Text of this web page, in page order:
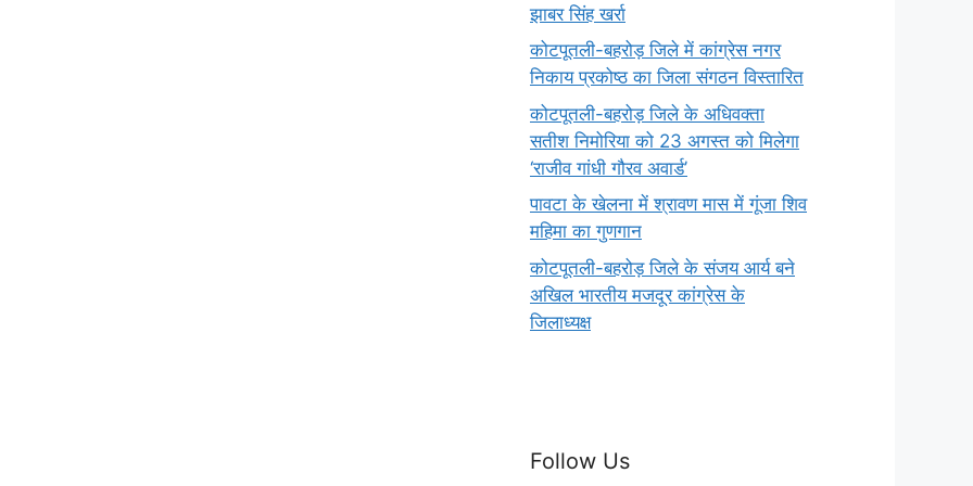
झाबर सिंह खर्रा
कोटपूतली-बहरोड़ जिले में कांग्रेस नगर
निकाय प्रकोष्ठ का जिला संगठन विस्तारित
कोटपूतली-बहरोड़ जिले के अधिवक्ता
सतीश निमोरिया को 23 अगस्त को मिलेगा
‘राजीव गांधी गौरव अवार्ड’
पावटा के खेलना में श्रावण मास में गूंजा शिव
महिमा का गुणगान
कोटपूतली-बहरोड़ जिले के संजय आर्य बने
अखिल भारतीय मजदूर कांग्रेस के
जिलाध्यक्ष
Follow Us